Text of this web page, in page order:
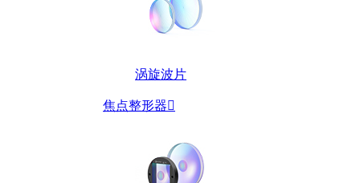
涡旋波片
焦点整形器